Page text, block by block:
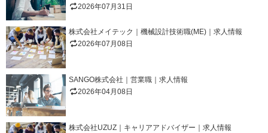
2026年07月31日
株式会社メイテック｜機械設計技術職(ME)｜求人情報
2026年07月08日
SANGO株式会社｜営業職｜求人情報
2026年04月08日
株式会社UZUZ｜キャリアアドバイザー｜求人情報